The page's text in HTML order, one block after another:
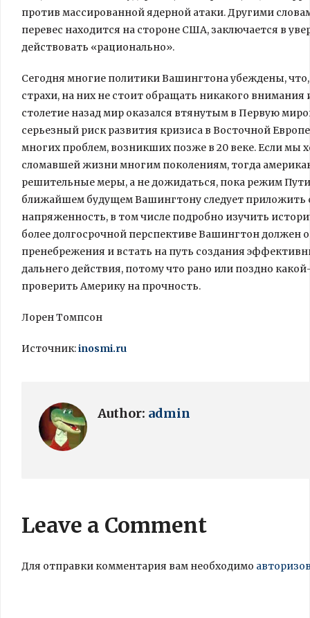
против массированной ядерной атаки. Другими
перевес находится на стороне США, заключается в
действовать «рационально».
Сегодня многие политики Вашингтона убеждены,
страхи, на них не стоит обращать никакого
столетие назад мир оказался втянутым в Первую
серьезный риск развития кризиса в Восточной
многих проблем, возникших позже в 20 веке. Если мы
сломавшей жизни многим поколениям, тогда
решительные меры, а не дожидаться, пока режим
ближайшем будущем Вашингтону следует приложить
напряженность, в том числе подробно изучить
более долгосрочной перспективе Вашингтон должен
пренебрежения и встать на путь создания
дальнего действия, потому что рано или поздно
проверить Америку на прочность.
Лорен Томпсон
Источник:inosmi.ru
Author: admin
Leave a Comment
Для отправки комментария вам необходимо